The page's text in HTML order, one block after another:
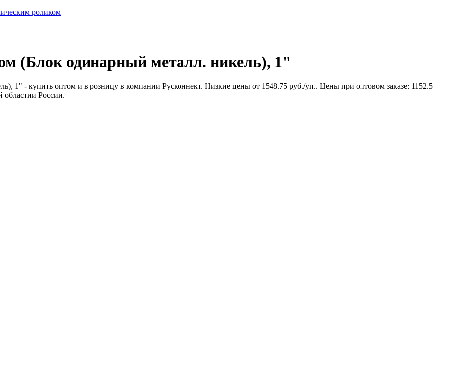
роликом
(Блок одинарный металл. никель), 1"
1" - купить оптом и в розницу в компании Русконнект. Низкие цены от 1548.75 руб./уп.. Цены при оптовом заказе: 1152.5
областии России.